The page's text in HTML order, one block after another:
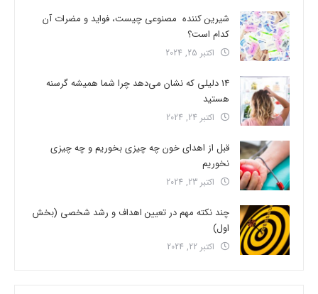
شیرین کننده مصنوعی چیست، فواید و مضرات آن
کدام است؟
اکتبر 25, 2024
14 دلیلی که نشان می‌دهد چرا شما همیشه گرسنه
هستید
اکتبر 24, 2024
قبل از اهدای خون چه چیزی بخوریم و چه چیزی
نخوریم
اکتبر 23, 2024
چند نکته مهم در تعیین اهداف و رشد شخصی (بخش
اول)
اکتبر 22, 2024